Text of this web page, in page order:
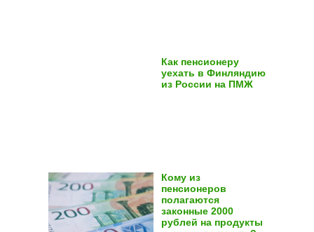
Как пенсионеру
уехать в Финляндию
из России на ПМЖ
Кому из
пенсионеров
полагаются
законные 2000
рублей на продукты